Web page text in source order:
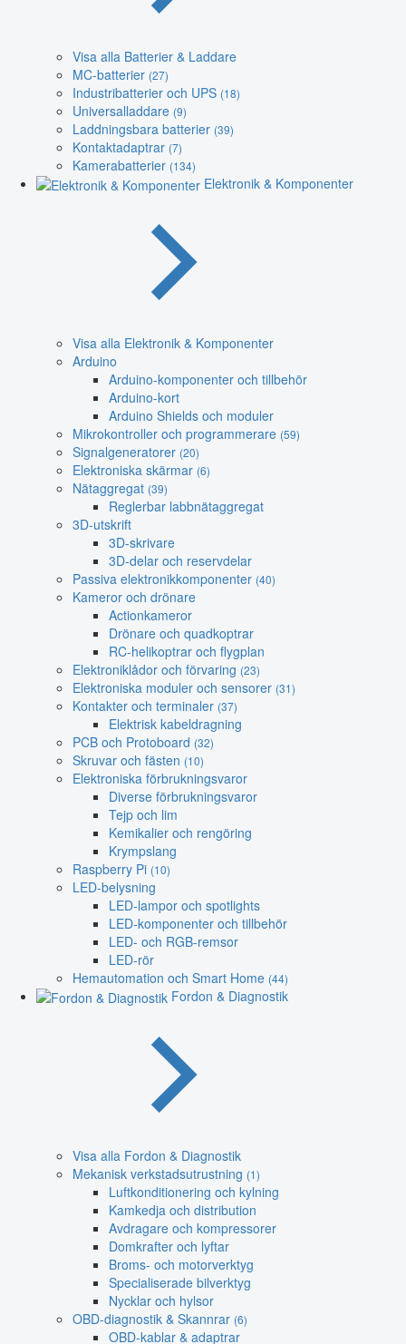
Visa alla Batterier & Laddare
MC-batterier (27)
Industribatterier och UPS (18)
Universalladdare (9)
Laddningsbara batterier (39)
Kontaktadaptrar (7)
Kamerabatterier (134)
Elektronik & Komponenter
Visa alla Elektronik & Komponenter
Arduino
Arduino-komponenter och tillbehör
Arduino-kort
Arduino Shields och moduler
Mikrokontroller och programmerare (59)
Signalgeneratorer (20)
Elektroniska skärmar (6)
Nätaggregat (39)
Reglerbar labbnätaggregat
3D-utskrift
3D-skrivare
3D-delar och reservdelar
Passiva elektronikkomponenter (40)
Kameror och drönare
Actionkameror
Drönare och quadkoptrar
RC-helikoptrar och flygplan
Elektroniklådor och förvaring (23)
Elektroniska moduler och sensorer (31)
Kontakter och terminaler (37)
Elektrisk kabeldragning
PCB och Protoboard (32)
Skruvar och fästen (10)
Elektroniska förbrukningsvaror
Diverse förbrukningsvaror
Tejp och lim
Kemikalier och rengöring
Krympslang
Raspberry Pi (10)
LED-belysning
LED-lampor och spotlights
LED-komponenter och tillbehör
LED- och RGB-remsor
LED-rör
Hemautomation och Smart Home (44)
Fordon & Diagnostik
Visa alla Fordon & Diagnostik
Mekanisk verkstadsutrustning (1)
Luftkonditionering och kylning
Kamkedja och distribution
Avdragare och kompressorer
Domkrafter och lyftar
Broms- och motorverktyg
Specialiserade bilverktyg
Nycklar och hylsor
OBD-diagnostik & Skannrar (6)
OBD-kablar & adaptrar